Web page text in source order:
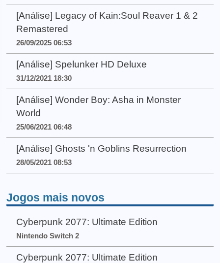
[Análise] Legacy of Kain:Soul Reaver 1 & 2
Remastered
26/09/2025 06:53
[Análise] Spelunker HD Deluxe
31/12/2021 18:30
[Análise] Wonder Boy: Asha in Monster
World
25/06/2021 06:48
[Análise] Ghosts 'n Goblins Resurrection
28/05/2021 08:53
Jogos mais novos
Cyberpunk 2077: Ultimate Edition
Nintendo Switch 2
Cyberpunk 2077: Ultimate Edition